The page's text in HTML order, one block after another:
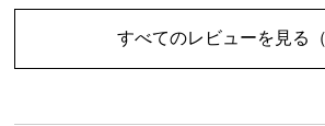
すべてのレビューを見る